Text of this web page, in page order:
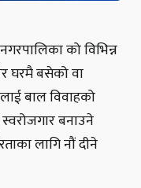
को विभिन्न
घरमै बसेको वा
बाल विवाहको
बनाउने
लागि नौं दीने